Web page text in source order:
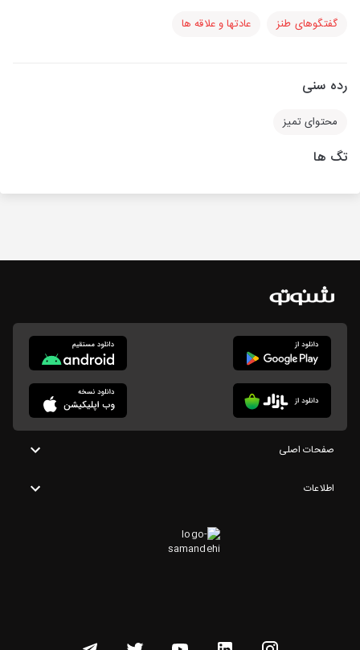
گفتگوهای طنز عادتها و علاقه ها
رده سنی
محتوای تمیز
تگ ها
صفحات اصلی
اطلاعات